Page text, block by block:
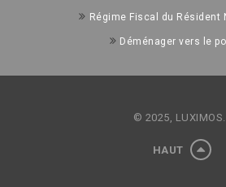
Régime Fiscal du Résident
Déménager vers le
© 2025, LUXIMOS.
HAUT